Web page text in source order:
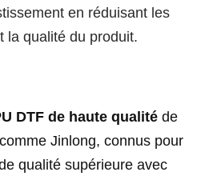
en réduisant les
la qualité du produit.
DTF de haute qualité de
Jinlong, connus pour
qualité supérieure avec